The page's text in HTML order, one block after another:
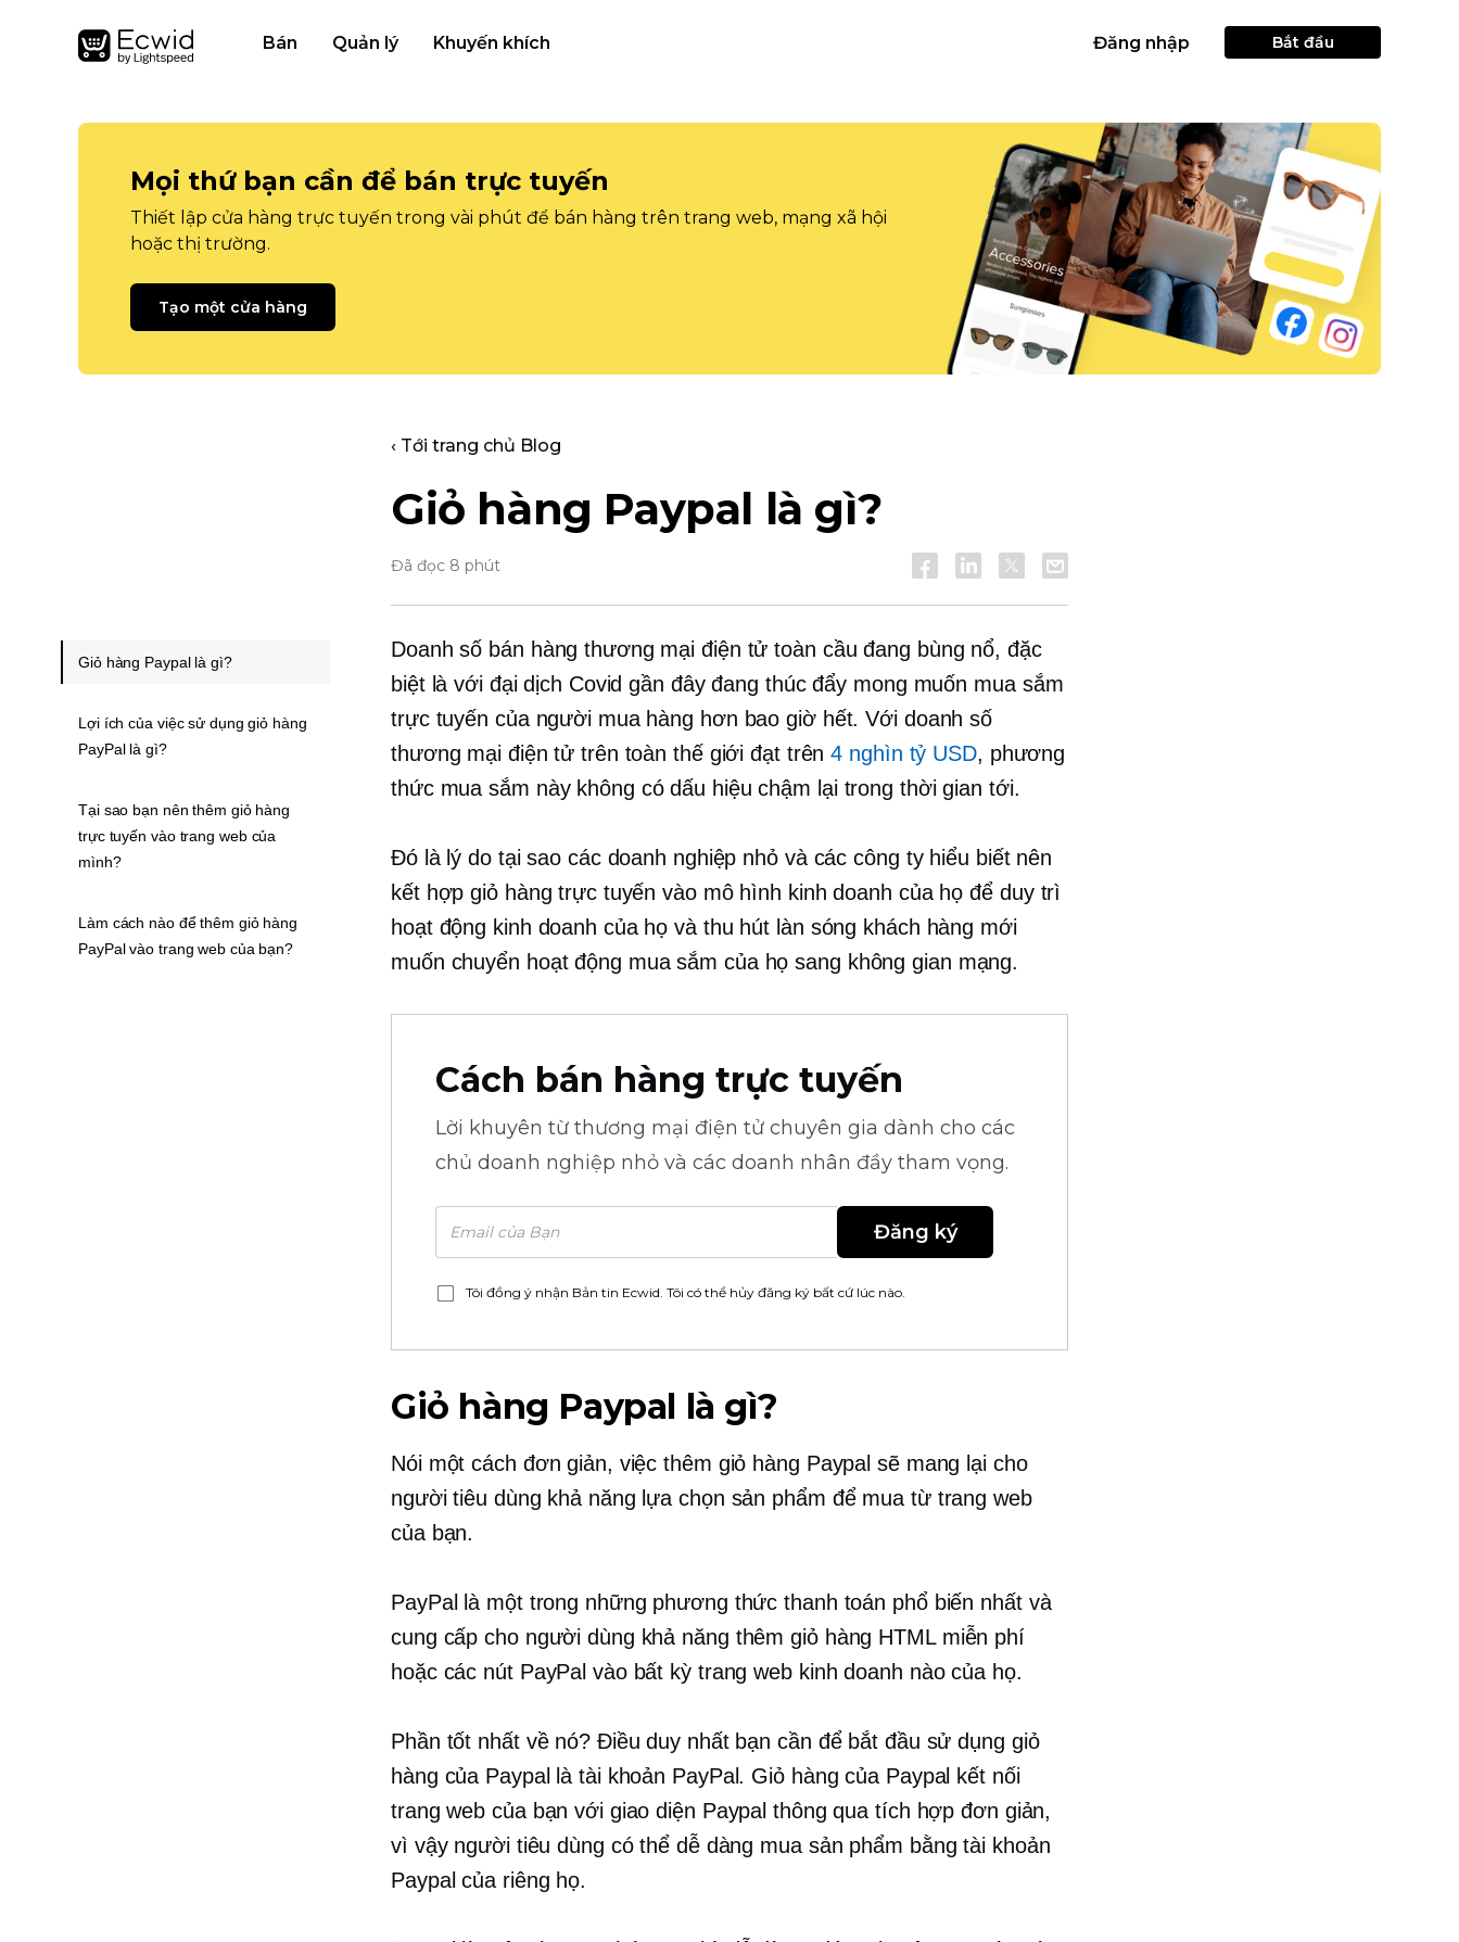
Bán Quản lý Khuyến khích Đăng nhập Bắt đầu
Mọi thứ bạn cần để bán trực tuyến
Thiết lập cửa hàng trực tuyến trong vài phút để bán hàng trên trang web, mạng xã hội
hoặc thị trường.
Tạo một cửa hàng
‹ Tới trang chủ Blog
Giỏ hàng Paypal là gì?
Đã đọc 8 phút
Doanh số bán hàng thương mại điện tử toàn cầu đang bùng nổ, đặc
biệt là với đại dịch Covid gần đây đang thúc đẩy mong muốn mua sắm
trực tuyến của người mua hàng hơn bao giờ hết. Với doanh số
thương mại điện tử trên toàn thế giới đạt trên4 nghìn tỷ USD, phương
thức mua sắm này không có dấu hiệu chậm lại trong thời gian tới.
Đó là lý do tại sao các doanh nghiệp nhỏ và các công ty hiểu biết nên
kết hợp giỏ hàng trực tuyến vào mô hình kinh doanh của họ để duy trì
hoạt động kinh doanh của họ và thu hút làn sóng khách hàng mới
muốn chuyển hoạt động mua sắm của họ sang không gian mạng.
Cách bán hàng trực tuyến
Lời khuyên từ thương mại điện tử chuyên gia dành cho các
chủ doanh nghiệp nhỏ và các doanh nhân đầy tham vọng.
Đăng ký
Tôi đồng ý nhận Bản tin Ecwid. Tôi có thể hủy đăng ký bất cứ lúc nào.
Giỏ hàng Paypal là gì?
Nói một cách đơn giản, việc thêm giỏ hàng Paypal sẽ mang lại cho
người tiêu dùng khả năng lựa chọn sản phẩm để mua từ trang web
của bạn.
PayPal là một trong những phương thức thanh toán phổ biến nhất và
cung cấp cho người dùng khả năng thêm giỏ hàng HTML miễn phí
hoặc các nút PayPal vào bất kỳ trang web kinh doanh nào của họ.
Phần tốt nhất về nó? Điều duy nhất bạn cần để bắt đầu sử dụng giỏ
hàng của Paypal là tài khoản PayPal. Giỏ hàng của Paypal kết nối
trang web của bạn với giao diện Paypal thông qua tích hợp đơn giản,
vì vậy người tiêu dùng có thể dễ dàng mua sản phẩm bằng tài khoản
Paypal của riêng họ.
Giỏ hàng Paypal là gì?
Lợi ích của việc sử dụng giỏ hàng
PayPal là gì?
Tại sao bạn nên thêm giỏ hàng
trực tuyến vào trang web của
mình?
Làm cách nào để thêm giỏ hàng
PayPal vào trang web của bạn?